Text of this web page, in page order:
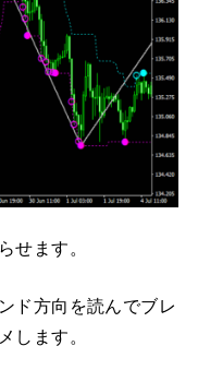
せます。
ド方向を読んでブレ
します。